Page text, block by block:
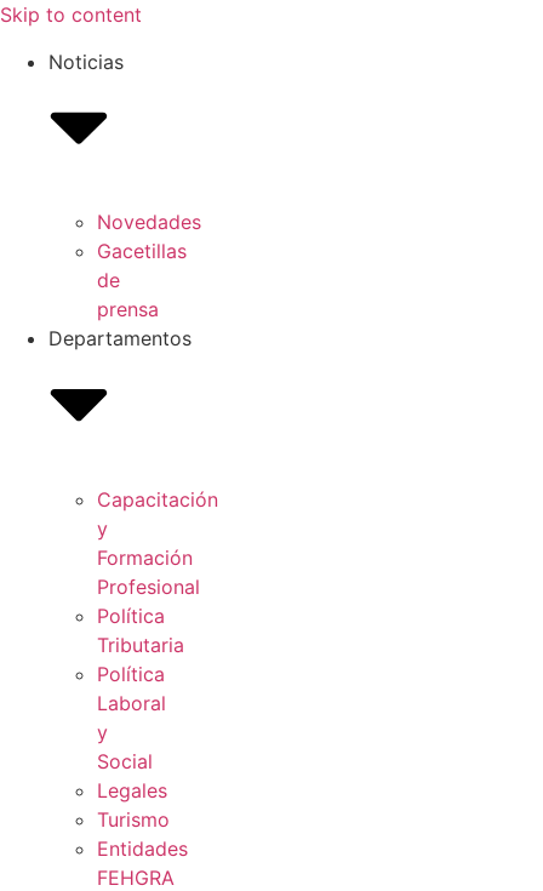
Skip to content
Noticias
Novedades
Gacetillas
de
prensa
Departamentos
Capacitación
y
Formación
Profesional
Política
Tributaria
Política
Laboral
y
Social
Legales
Turismo
Entidades
FEHGRA